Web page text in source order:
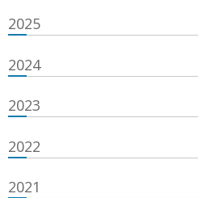
2025
2024
2023
2022
2021